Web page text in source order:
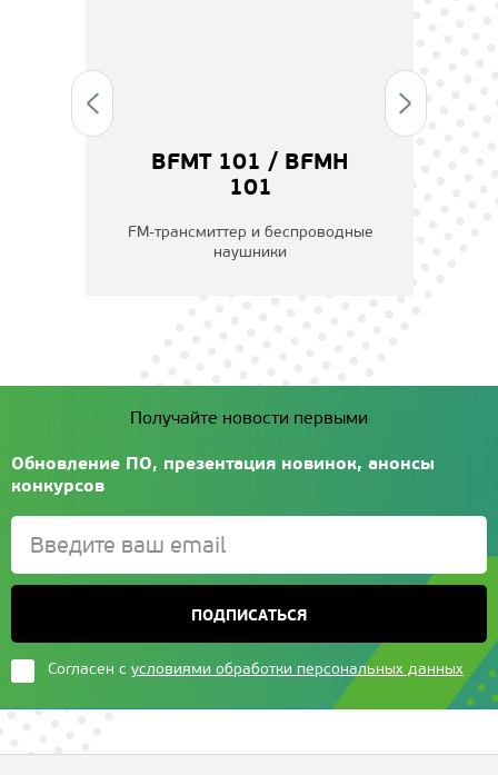
BFMT 101 / BFMH
101
FM-трансмиттер и беспроводные
наушники
Получайте новости первыми
Обновление ПО, презентация новинок, анонсы
конкурсов
ПОДПИСАТЬСЯ
Согласен с условиями обработки персональных данных